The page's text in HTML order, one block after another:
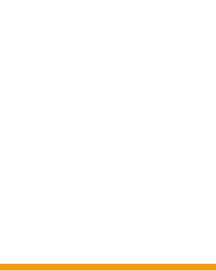
Brokern und bietet die
Wer regelmäßig am Handel von
Scalable.capital aufmerksam, denn die
die Börse analysiert, Scalable.capital
ausmacht, mit welchen Gebühren
verraten wir, was andere Anleger
Wenn Du Dir die Zeit nimmst,
Dir und Deinem Vorhaben passt.